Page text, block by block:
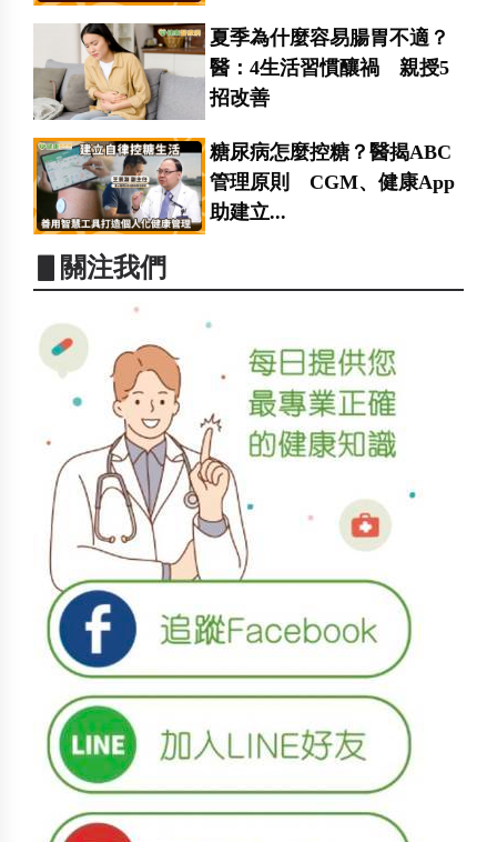
夏季為什麼容易腸胃不適？
醫：4生活習慣釀禍 親授5
招改善
糖尿病怎麼控糖？醫揭ABC
管理原則 CGM、健康App
助建立...
▋關注我們